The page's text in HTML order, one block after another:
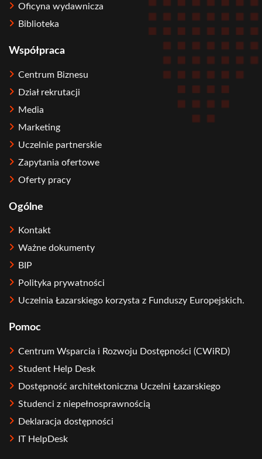
Oficyna wydawnicza
Biblioteka
Współpraca
Centrum Biznesu
Dział rekrutacji
Media
Marketing
Uczelnie partnerskie
Zapytania ofertowe
Oferty pracy
Ogólne
Kontakt
Ważne dokumenty
BIP
Polityka prywatności
Uczelnia Łazarskiego korzysta z Funduszy Europejskich.
Pomoc
Centrum Wsparcia i Rozwoju Dostępności (CWiRD)
Student Help Desk
Dostępność architektoniczna Uczelni Łazarskiego
Studenci z niepełnosprawnością
Deklaracja dostępności
IT HelpDesk